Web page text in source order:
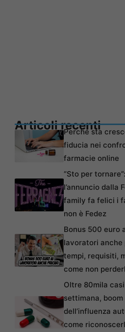
Articoli recenti
Perché sta
fiducia nei
farmacie online
“Sto per tornare”:
l’annuncio dalla
family fa felici i
non è Fedez
Bonus 500 euro
lavoratori anche
tempi, requisiti,
come non
Oltre 80mila
settimana, boom
dell’influenza
come